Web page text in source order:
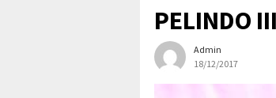
PELINDO
Admin
18/12/2017